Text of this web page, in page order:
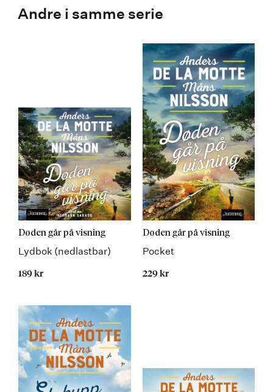
Andre i samme serie
Døden går på visning
Lydbok (nedlastbar)
189 kr
Døden går på visning
Pocket
229 kr